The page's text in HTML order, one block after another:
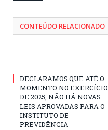
CONTEÚDO RELACIONADO
DECLARAMOS QUE ATÉ O
MOMENTO NO EXERCÍCIO
DE 2025, NÃO HÁ NOVAS
LEIS APROVADAS PARA O
INSTITUTO DE
PREVIDÊNCIA